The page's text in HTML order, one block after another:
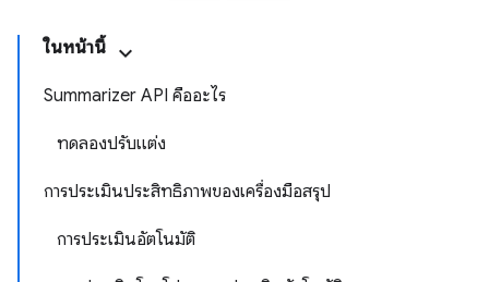
ในหน้านี้
Summarizer API คืออะไร
ทดลองปรับแต่ง
การประเมินประสิทธิภาพของเครื่องมือสรุป
การประเมินอัตโนมัติ